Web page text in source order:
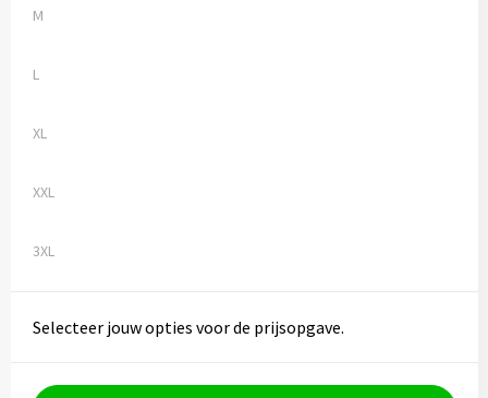
M
L
XL
XXL
3XL
Selecteer jouw opties voor de prijsopgave.